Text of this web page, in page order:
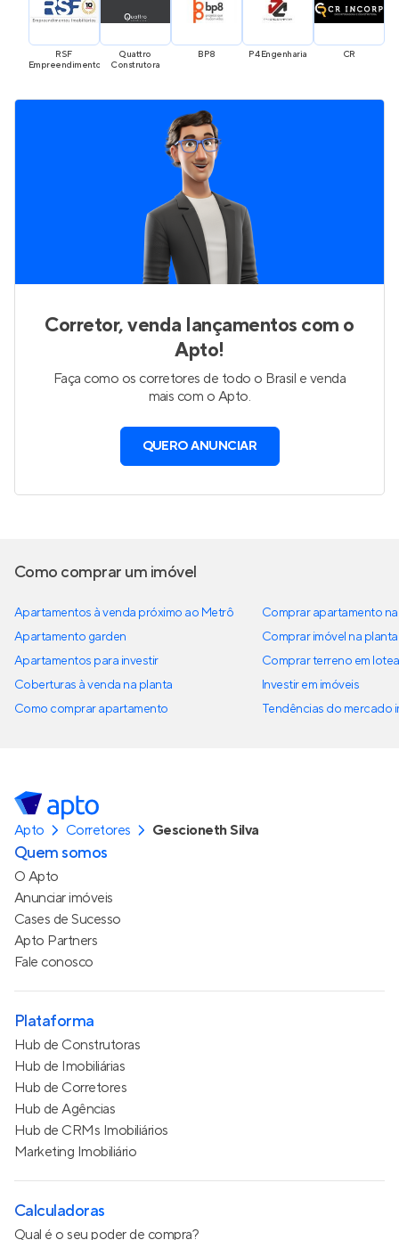
RSF
Empreendimentos
Quattro
Construtora
BP8 P4 Engenharia CR
Corretor, venda lançamentos com o
Apto!
Faça como os corretores de todo o Brasil e venda
mais com o Apto.
QUERO ANUNCIAR
Como comprar um imóvel
Apartamentos à venda próximo ao Metrô
Apartamento garden
Apartamentos para investir
Coberturas à venda na planta
Como comprar apartamento
Comprar apartamento
Comprar imóvel na planta
Comprar terreno em
Investir em imóveis
Tendências do mercado
Apto Corretores Gescioneth Silva
Quem somos
O Apto
Anunciar imóveis
Cases de Sucesso
Apto Partners
Fale conosco
Plataforma
Hub de Construtoras
Hub de Imobiliárias
Hub de Corretores
Hub de Agências
Hub de CRMs Imobiliários
Marketing Imobiliário
Calculadoras
Qual é o seu poder de compra?